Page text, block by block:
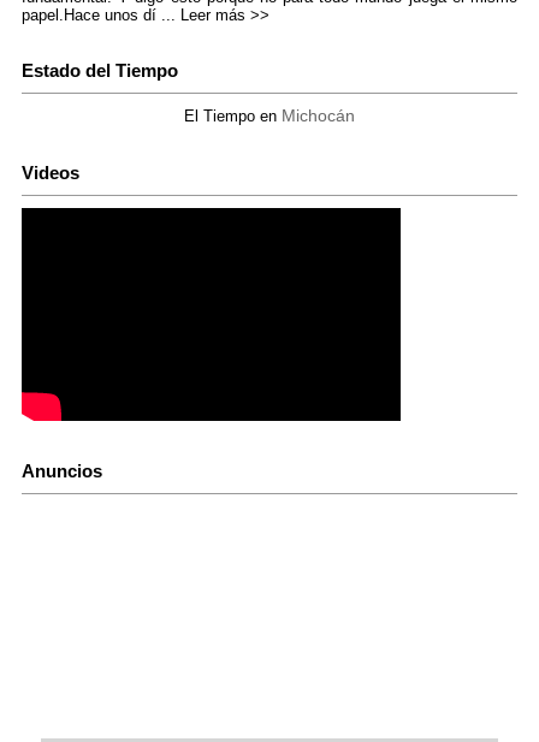
papel.Hace unos dí ... Leer más >>
Estado del Tiempo
El Tiempo en Michocán
Videos
Anuncios